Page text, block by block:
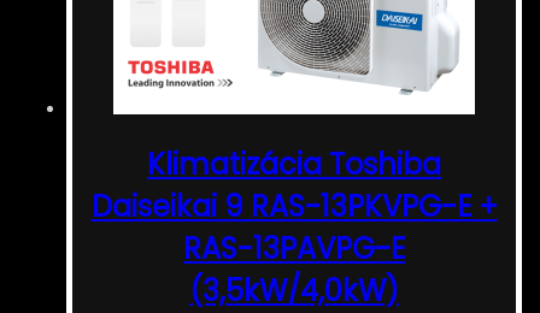
Klimatizácia Toshiba
Daiseikai 9 RAS-13PKVPG-E +
RAS-13PAVPG-E
(3,5kW/4,0kW)